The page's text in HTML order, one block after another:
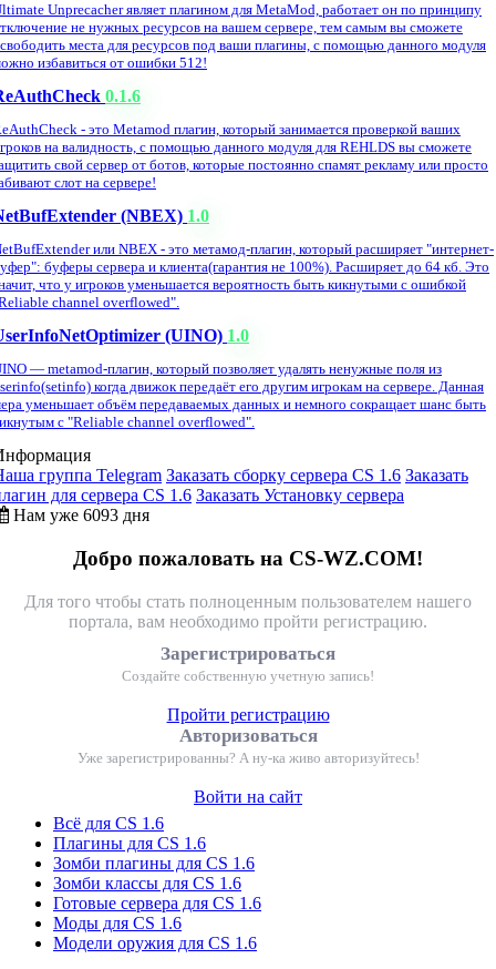
Unprecacher являет плагином для MetaMod, работает он по принципу
не нужных ресурсов на вашем сервере, тем самым вы сможете
места для ресурсов под ваши плагины, с помощью данного модуля
избавиться от ошибки 512!
0.1.6
- это Metamod плагин, который занимается проверкой ваших
на валидность, с помощью данного модуля для REHLDS вы сможете
свой сервер от ботов, которые постоянно спамят рекламу или просто
слот на сервере!
(NBEX) 1.0
или NBEX - это метамод-плагин, который расширяет "интернет-
буферы сервера и клиента(гарантия не 100%). Расширяет до 64 кб. Это
что у игроков уменьшается вероятность быть кикнутыми с ошибкой
channel overflowed".
(UINO) 1.0
— metamod-плагин, который позволяет удалять ненужные поля из
когда движок передаёт его другим игрокам на сервере. Данная
уменьшает объём передаваемых данных и немного сокращает шанс быть
с "Reliable channel overflowed".
группа Telegram Заказать сборку сервера CS 1.6 Заказать
для сервера CS 1.6 Заказать Установку сервера
Нам уже 6093 дня
Добро пожаловать на CS-WZ.COM!
Для того чтобы стать полноценным пользователем нашего
портала, вам необходимо пройти регистрацию.
Зарегистрироваться
Создайте собственную учетную запись!
Пройти регистрацию
Авторизоваться
Уже зарегистрированны? А ну-ка живо авторизуйтесь!
Войти на сайт
Всё для CS 1.6
Плагины для CS 1.6
Зомби плагины для CS 1.6
Зомби классы для CS 1.6
Готовые сервера для CS 1.6
Моды для CS 1.6
Модели оружия для CS 1.6